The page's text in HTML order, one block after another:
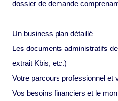
dossier de demande
Un business plan détaillé
Les documents administratifs
extrait Kbis, etc.)
Votre parcours professionnel et
Vos besoins financiers et le